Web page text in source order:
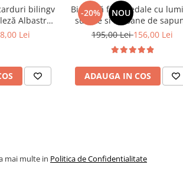
medii creative — perfect
academică și joaca
bilingv
Albastru
cuvinte)
Lei
-20% NOU
Bicicletă fără pedale cu
sunete si baloane de
roz
195,00 Lei156,00 Lei
ADAUGA IN COS
mai multe in Politica de Confidentialitate